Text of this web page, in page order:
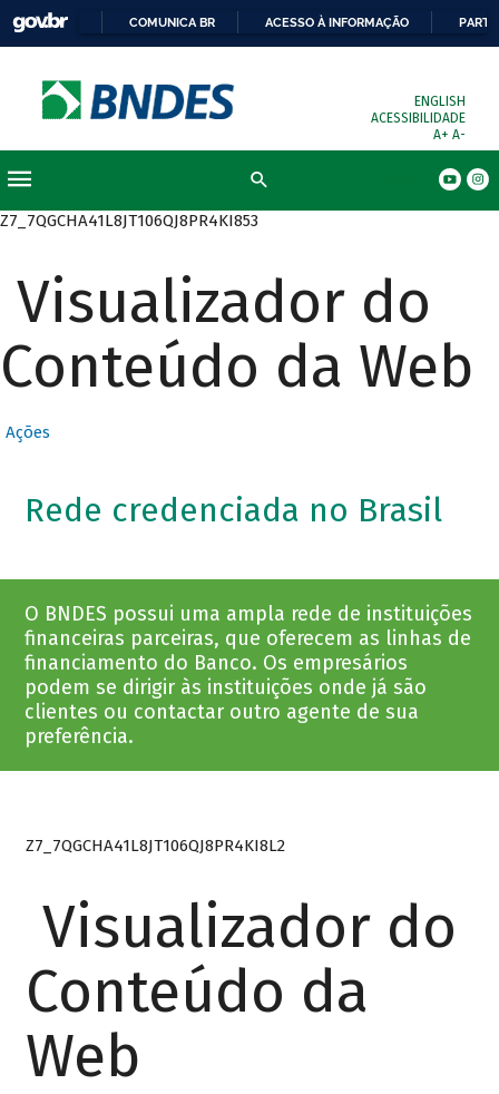
COMUNICA BR ACESSO À INFORMAÇÃO
ENGLISH
ACESSIBILIDADE
A+ A-
Z7_7QGCHA41L8JT106QJ8PR4KI853
Visualizador do
Conteúdo da Web
Ações
Rede credenciada no Brasil
O BNDES possui uma ampla rede de instituições
financeiras parceiras, que oferecem as linhas de
financiamento do Banco. Os empresários
podem se dirigir às instituições onde já são
clientes ou contactar outro agente de sua
preferência.
Z7_7QGCHA41L8JT106QJ8PR4KI8L2
Visualizador do
Conteúdo da
Web